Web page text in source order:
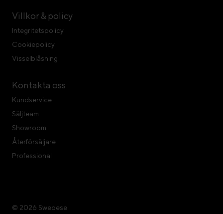
Villkor & policy
Integritetspolicy
Cookiepolicy
Visselblåsning
Kontakta oss
Kundservice
Säljteam
Showroom
Återförsäljare
Professional
© 2026 Swedese